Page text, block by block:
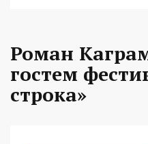
Роман
гостем
строка»